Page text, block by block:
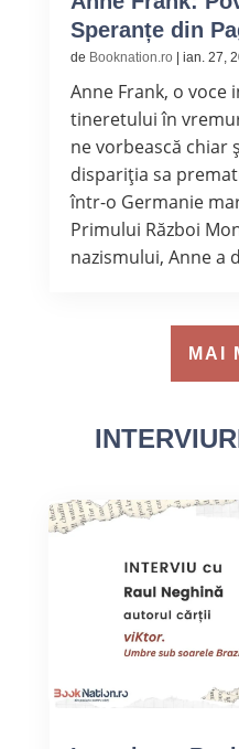
Speranțe din
de Booknation.ro ian. 27,
Anne Frank, o voce
tineretului în
ne vorbească chiar
dispariția sa
într-o Germanie
Primului Război
nazismului, Anne a
MAI